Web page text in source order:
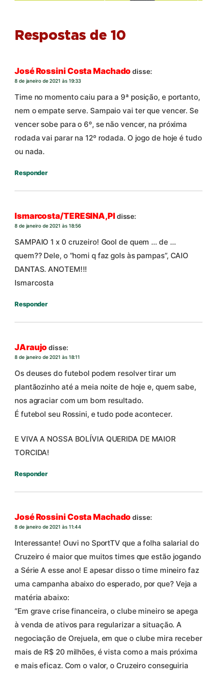
Respostas de 10
José Rossini Costa Machado disse:
8 de janeiro de 2021 às 19:33
Time no momento caiu para a 9ª posição, e portanto,
nem o empate serve. Sampaio vai ter que vencer. Se
vencer sobe para o 6º, se não vencer, na próxima
rodada vai parar na 12º rodada. O jogo de hoje é tudo
ou nada.
Responder
Ismarcosta/TERESINA,PIdisse:
8 de janeiro de 2021 às 18:56
SAMPAIO 1 x 0 cruzeiro! Gool de quem … de …
quem?? Dele, o “homi q faz gols às pampas”, CAIO
DANTAS. ANOTEM!!!
Ismarcosta
Responder
JAraujo disse:
8 de janeiro de 2021 às 18:11
Os deuses do futebol podem resolver tirar um
plantãozinho até a meia noite de hoje e, quem sabe,
nos agraciar com um bom resultado.
É futebol seu Rossini, e tudo pode acontecer.
E VIVA A NOSSA BOLÍVIA QUERIDA DE MAIOR
TORCIDA!
Responder
José Rossini Costa Machado disse:
8 de janeiro de 2021 às 11:44
Interessante! Ouvi no SportTV que a folha salarial do
Cruzeiro é maior que muitos times que estão jogando
a Série A esse ano! E apesar disso o time mineiro faz
uma campanha abaixo do esperado, por que? Veja a
matéria abaixo:
“Em grave crise financeira, o clube mineiro se apega
à venda de ativos para regularizar a situação. A
negociação de Orejuela, em que o clube mira receber
mais de R$ 20 milhões, é vista como a mais próxima
e mais eficaz. Com o valor, o Cruzeiro conseguiria